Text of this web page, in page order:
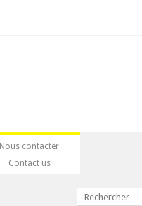
Nous contacter
Contact us